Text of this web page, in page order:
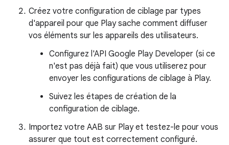
Créez votre configuration de ciblage par types
d'appareil pour que Play sache comment diffuser
vos éléments sur les appareils des utilisateurs.
Configurez l'API Google Play Developer (si ce
n'est pas déjà fait) que vous utiliserez pour
envoyer les configurations de ciblage à Play.
Suivez les étapes de création de la
configuration de ciblage.
Importez votre AAB sur Play et testez-le pour vous
assurer que tout est correctement configuré.